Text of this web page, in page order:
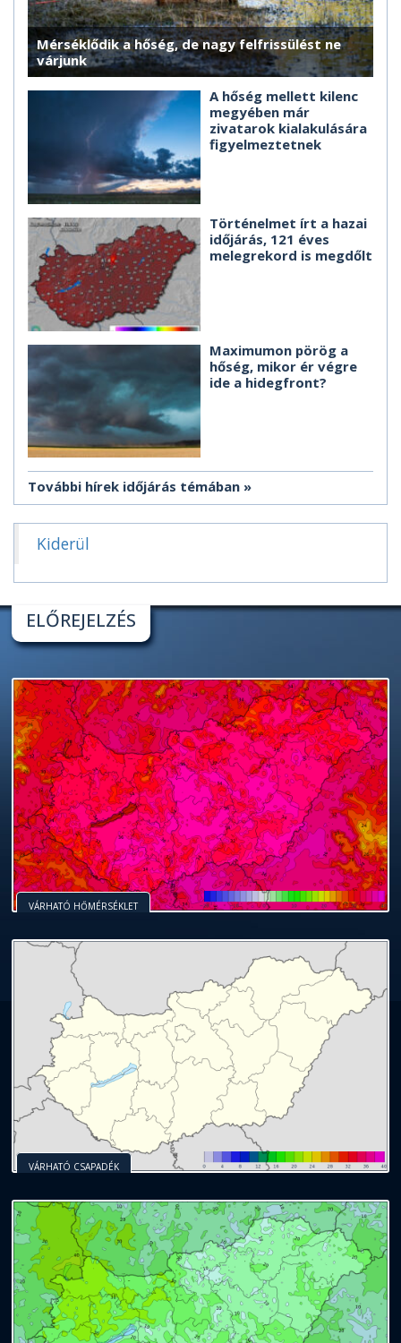
Mérséklődik a hőség, de nagy felfrissülést ne
várjunk
A hőség mellett kilenc
megyében már
zivatarok kialakulására
figyelmeztetnek
Történelmet írt a hazai
időjárás, 121 éves
melegrekord is megdőlt
Maximumon pörög a
hőség, mikor ér végre
ide a hidegfront?
További hírek időjárás témában
Kiderül
ELŐREJELZÉS
VÁRHATÓ HŐMÉRSÉKLET
VÁRHATÓ CSAPADÉK